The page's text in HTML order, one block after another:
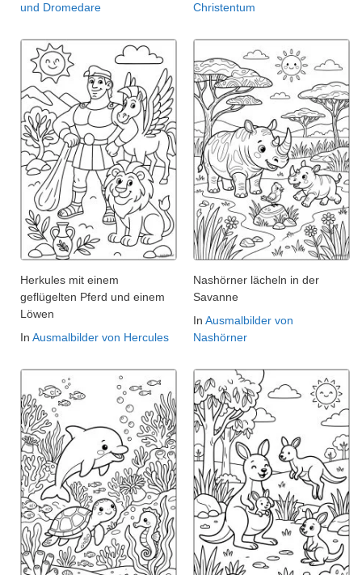
und Dromedare
Christentum
Herkules mit einem
geflügelten Pferd und einem
Löwen
In Ausmalbilder von Hercules
Nashörner lächeln in der
Savanne
In Ausmalbilder von
Nashörner